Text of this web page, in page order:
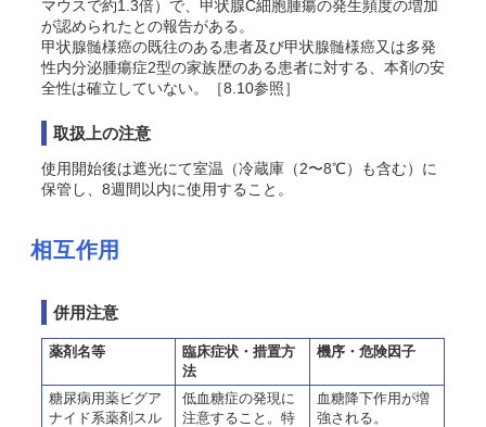
マウスで約1.3倍）で、甲状腺C細胞腫瘍の発生頻度の増加
が認められたとの報告がある。
甲状腺髄様癌の既往のある患者及び甲状腺髄様癌又は多発
性内分泌腫瘍症2型の家族歴のある患者に対する、本剤の安
全性は確立していない。［8.10参照］
取扱上の注意
使用開始後は遮光にて室温（冷蔵庫（2〜8℃）も含む）に
保管し、8週間以内に使用すること。
相互作用
併用注意
薬剤名等
臨床症状・措置方
法
機序・危険因子
糖尿病用薬ビグア
ナイド系薬剤スル
低血糖症の発現に
注意すること。特
血糖降下作用が増
強される。